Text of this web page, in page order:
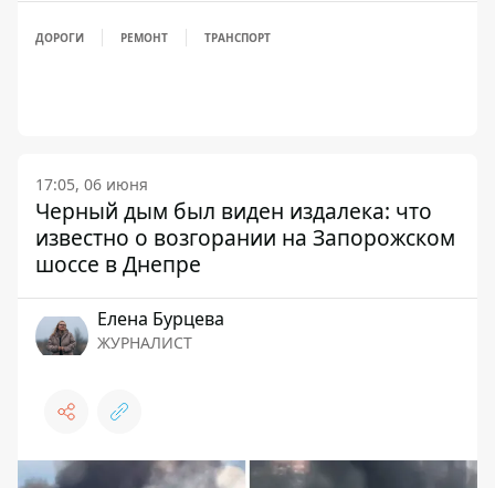
ДОРОГИ РЕМОНТ ТРАНСПОРТ
17:05, 06 июня
Черный дым был виден издалека: что
известно о возгорании на Запорожском
шоссе в Днепре
Елена Бурцева
ЖУРНАЛИСТ